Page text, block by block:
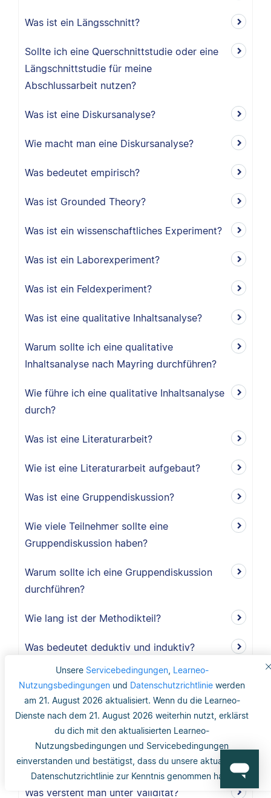
Unsere Servicebedingungen, Learneo-
Nutzungsbedingungen und Datenschutzrichtlinie werden
am 21. August 2026 aktualisiert. Wenn du die Learneo-
Dienste nach dem 21. August 2026 weiterhin nutzt, erklärst
du dich mit den aktualisierten Learneo-
Nutzungsbedingungen und Servicebedingungen
einverstanden und bestätigst, dass du unsere aktualisierte
Datenschutzrichtlinie zur Kenntnis genommen hast.
Was ist ein Längsschnitt?
Sollte ich eine Querschnittstudie oder eine
Längschnittstudie für meine
Abschlussarbeit nutzen?
Was ist eine Diskursanalyse?
Wie macht man eine Diskursanalyse?
Was bedeutet empirisch?
Was ist Grounded Theory?
Was ist ein wissenschaftliches Experiment?
Was ist ein Laborexperiment?
Was ist ein Feldexperiment?
Was ist eine qualitative Inhaltsanalyse?
Warum sollte ich eine qualitative
Inhaltsanalyse nach Mayring durchführen?
Wie führe ich eine qualitative Inhaltsanalyse
durch?
Was ist eine Literaturarbeit?
Wie ist eine Literaturarbeit aufgebaut?
Was ist eine Gruppendiskussion?
Wie viele Teilnehmer sollte eine
Gruppendiskussion haben?
Warum sollte ich eine Gruppendiskussion
durchführen?
Wie lang ist der Methodikteil?
Was bedeutet deduktiv und induktiv?
Was bedeutet induktiv?
Was bedeutet deduktiv?
Was ist Validität?
Was ist interne Validität?
Was versteht man unter Validität?